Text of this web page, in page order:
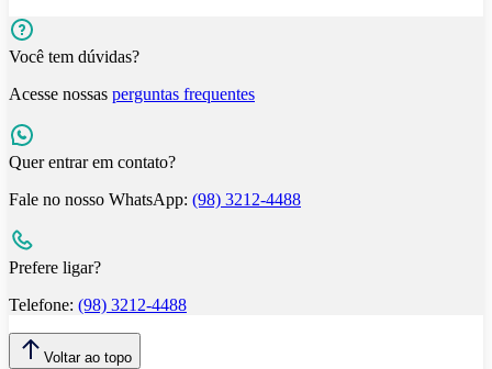
Você tem dúvidas?
Acesse nossas perguntas frequentes
Quer entrar em contato?
Fale no nosso WhatsApp: (98) 3212-4488
Prefere ligar?
Telefone: (98) 3212-4488
Voltar ao topo